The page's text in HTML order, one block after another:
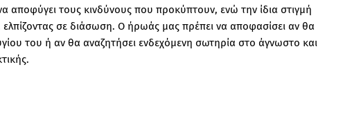
αποφύγει τους κινδύνους που προκύπτουν, ενώ την ίδια στιγμή
ελπίζοντας σε διάσωση. Ο ήρωάς μας πρέπει να αποφασίσει αν θα
του ή αν θα αναζητήσει ενδεχόμενη σωτηρία στο άγνωστο και